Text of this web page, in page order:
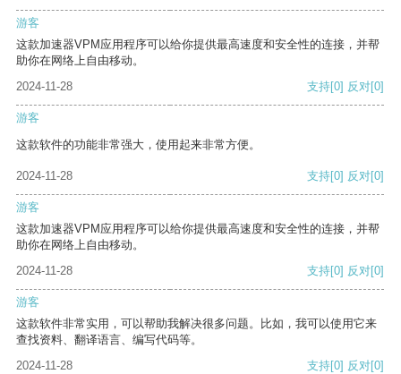
游客
这款加速器VPM应用程序可以给你提供最高速度和安全性的连接，并帮
助你在网络上自由移动。
2024-11-28
支持[0] 反对[0]
游客
这款软件的功能非常强大，使用起来非常方便。
2024-11-28 支持[0] 反对[0]
游客
这款加速器VPM应用程序可以给你提供最高速度和安全性的连接，并帮
助你在网络上自由移动。
2024-11-28
支持[0] 反对[0]
游客
这款软件非常实用，可以帮助我解决很多问题。比如，我可以使用它来
查找资料、翻译语言、编写代码等。
2024-11-28
支持[0] 反对[0]